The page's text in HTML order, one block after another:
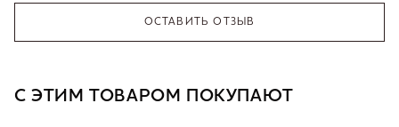
ОСТАВИТЬ ОТЗЫВ
С ЭТИМ ТОВАРОМ ПОКУПАЮТ